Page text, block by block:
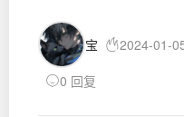
宝 2024-01-
0 回复